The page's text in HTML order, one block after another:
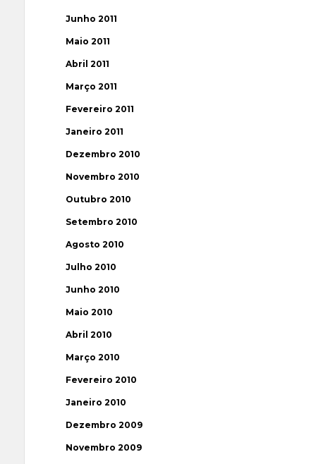
Junho 2011
Maio 2011
Abril 2011
Março 2011
Fevereiro 2011
Janeiro 2011
Dezembro 2010
Novembro 2010
Outubro 2010
Setembro 2010
Agosto 2010
Julho 2010
Junho 2010
Maio 2010
Abril 2010
Março 2010
Fevereiro 2010
Janeiro 2010
Dezembro 2009
Novembro 2009